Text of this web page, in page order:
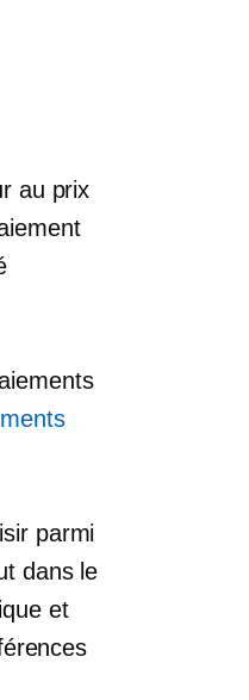
au prix
parmi
dans le
et